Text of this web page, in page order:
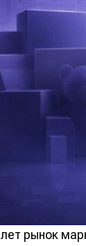
лет рынок